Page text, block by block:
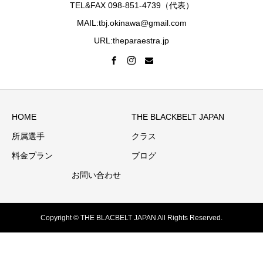
TEL&FAX 098-851-4739（代表）
MAIL:tbj.okinawa@gmail.com
URL:theparaestra.jp
HOME THE BLACKBELT JAPAN
所属選手 クラス
料金プラン ブログ
お問い合わせ
Copyright © THE BLACBELT JAPAN All Rights Reserved.